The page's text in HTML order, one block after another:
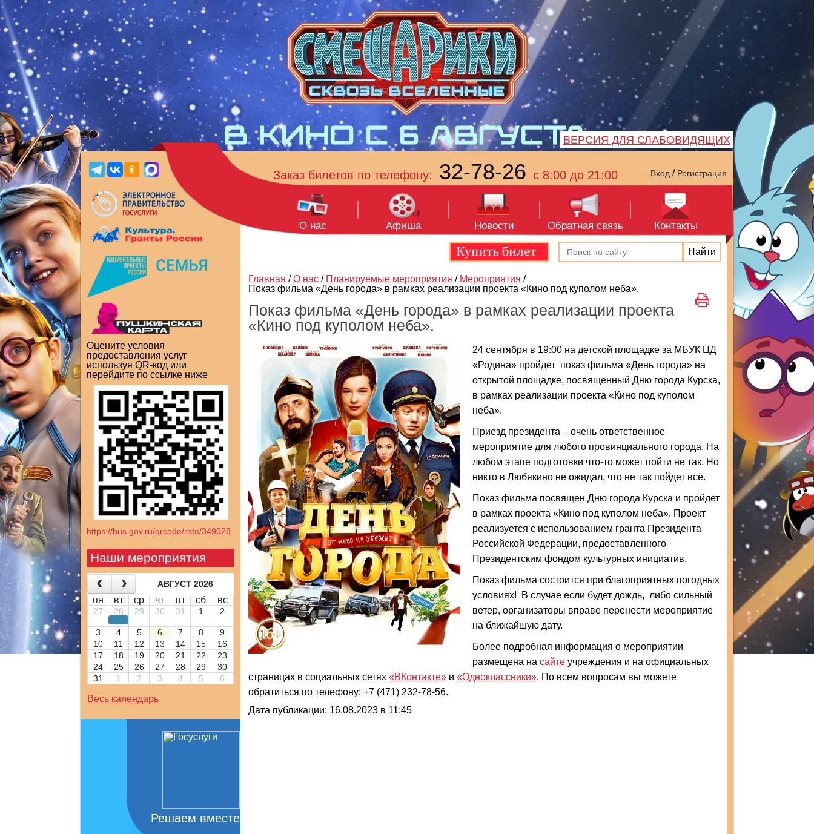
ВЕРСИЯ ДЛЯ СЛАБОВИДЯЩИХ
Оцените условия
предоставления услуг
используя QR-код или
перейдите по ссылке ниже
https://bus.gov.ru/qrcode/rate/349028
Наши мероприятия
АВГУСТ 2026
пн вт ср чт пт сб вс
27 28 29 30 31 1 2
3 4 5 6 7 8
9
10
11 12 13 14 15
16
17
18 19 20 21 22
23
24
25 26 27 28 29
30
31
1 2 3 4 5 6
Весь календарь
Решаем вместе
Заказ билетов по телефону: 32-78-26 с 8:00 до 21:00 Вход / Регистрация
О нас Афиша Новости Обратная связь Контакты
Главная / О нас / Планируемые мероприятия / Мероприятия /
Показ фильма «День города» в рамках реализации проекта «Кино под куполом неба».
Показ фильма «День города» в рамках реализации проекта
«Кино под куполом неба».
24 сентября в 19:00 на детской площадке за МБУК ЦД
«Родина» пройдет показ фильма «День города» на
открытой площадке, посвященный Дню города Курска,
в рамках реализации проекта «Кино под куполом
неба».
Приезд президента – очень ответственное
мероприятие для любого провинциального города. На
любом этапе подготовки что-то может пойти не так. Но
никто в Любякино не ожидал, что не так пойдет всё.
Показ фильма посвящен Дню города Курска и пройдет
в рамках проекта «Кино под куполом неба». Проект
реализуется с использованием гранта Президента
Российской Федерации, предоставленного
Президентским фондом культурных инициатив.
Показ фильма состоится при благоприятных погодных
условиях! В случае если будет дождь, либо сильный
ветер, организаторы вправе перенести мероприятие
на ближайшую дату.
Более подробная информация о мероприятии
размещена на сайте учреждения и на официальных
страницах в социальных сетях «ВКонтакте» и «Одноклассники». По всем вопросам вы можете
обратиться по телефону: +7 (471) 232-78-56.
Дата публикации: 16.08.2023 в 11:45